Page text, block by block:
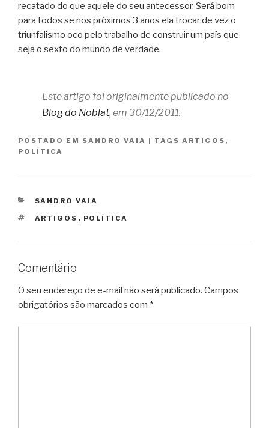
recatado do que aquele do seu antecessor. Será bom
para todos se nos próximos 3 anos ela trocar de vez o
triunfalismo oco pelo trabalho de construir um país que
seja o sexto do mundo de verdade.
Este artigo foi originalmente publicado no
Blog do Noblat, em 30/12/2011.
POSTADO EM SANDRO VAIA | TAGS ARTIGOS ,
POLÍTICA
CATEGORIAS
SANDRO VAIA
TAGS
ARTIGOS , POLÍTICA
Comentário
O seu endereço de e-mail não será publicado. Campos
obrigatórios são marcados com *